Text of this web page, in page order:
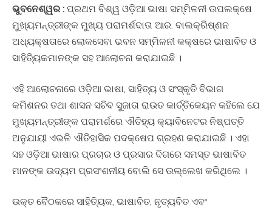
ଭୁବନେଶ୍ୱର : ପ୍ରଥମ ବିଶ୍ୱ ଓଡ଼ିଆ ଭାଷା ସମ୍ମିଳନୀ ଉପଲକ୍ଷେ
ମୁଖ୍ୟମନ୍ତ୍ରୀଙ୍କ ମୁଖ୍ୟ ପରାମର୍ଶଦାତା ଆର. ବାଲକ୍ରିଷ୍ଣନ
ଅଧ୍ୟକ୍ଷତାରେ ଲୋକସେବା ଭବନ ସମ୍ମିଳନୀ କକ୍ଷରେ ଭାଷାବିତ ଓ
ସାହିତ୍ୟିକମାନଙ୍କ ସହ ଆଲୋଚନା କରାଯାଇଛି ।
ଏହି ଆଲୋଚନାରେ ଓଡ଼ିଆ ଭାଷା, ସାହିତ୍ୟ ଓ ସଂସ୍କୃତି ବିଭାଗ
କମିଶନର ତଥା ଶାସନ ସଚିବ ସୁଜାତା ରାଉତ କାର୍ତ୍ତିକେୟନ କହିଲେ ଯେ
ମୁଖ୍ୟମନ୍ତ୍ରୀଙ୍କ ପରାମର୍ଶରେ ଐତିହ୍ୟ କ୍ୟାବିନେଟର ନିଷ୍ପତ୍ତି
ଅନୁଯାୟୀ ଏଭଳି ଐତିହାସିକ ପଦକ୍ଷେପ ଗ୍ରହଣ କରାଯାଇଛି । ଏହା
ସହ ଓଡ଼ିଆ ଭାଷାର ପ୍ରଚାର ଓ ପ୍ରସାର ଦିଗରେ ସମସ୍ତ ଭାଷାବିତ
ମାନଙ୍କ ଉଦ୍ୟମ ପ୍ରସଂଶନୀୟ ବୋଲି ସେ ଉଲ୍ଲେଖ କରିଥିଲେ ।
ଉକ୍ତ ବୈଠକରେ ସାହିତ୍ୟିକ, ଭାଷାବିତ, ନୃତ୍ୟବିତ ଏବଂ